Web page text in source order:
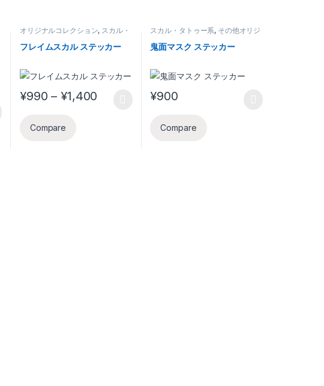
オリジナルコレクション, スカル・
タトゥー系
その他オリジナルデザ
イン
フレイムスカル ステッカー
¥990 – ¥1,400 Price range: ¥990 through ¥1,400
This product has multiple variants. The options may be chosen on the
Compare
スカル・タトゥー系, その他オリジ
ナルデザイン
鬼面マスク ステッカー
¥900
Compare